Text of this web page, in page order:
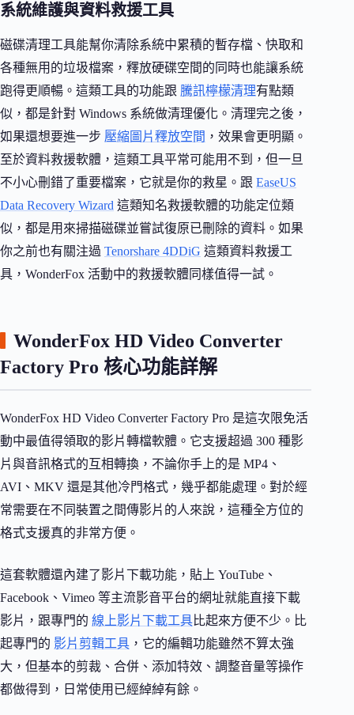
系統維護與資料救援工具
磁碟清理工具能幫你清除系統中累積的暫存檔、快取和
各種無用的垃圾檔案，釋放硬碟空間的同時也能讓系統
跑得更順暢。這類工具的功能跟 騰訊檸檬清理有點類
似，都是針對 Windows 系統做清理優化。清理完之後，
如果還想要進一步 壓縮圖片釋放空間 ，效果會更明顯。
至於資料救援軟體，這類工具平常可能用不到，但一旦
不小心刪錯了重要檔案，它就是你的救星。跟 EaseUS
Data Recovery Wizard 這類知名救援軟體的功能定位類
似，都是用來掃描磁碟並嘗試復原已刪除的資料。如果
你之前也有關注過 Tenorshare 4DDiG 這類資料救援工
具，WonderFox 活動中的救援軟體同樣值得一試。
WonderFox HD Video Converter
Factory Pro 核心功能詳解
WonderFox HD Video Converter Factory Pro 是這次限免活
動中最值得領取的影片轉檔軟體。它支援超過 300 種影
片與音訊格式的互相轉換，不論你手上的是 MP4、
AVI、MKV 還是其他冷門格式，幾乎都能處理。對於經
常需要在不同裝置之間傳影片的人來說，這種全方位的
格式支援真的非常方便。
這套軟體還內建了影片下載功能，貼上 YouTube、
Facebook、Vimeo 等主流影音平台的網址就能直接下載
影片，跟專門的 線上影片下載工具比起來方便不少。比
起專門的 影片剪輯工具 ，它的編輯功能雖然不算太強
大，但基本的剪裁、合併、添加特效、調整音量等操作
都做得到，日常使用已經綽綽有餘。